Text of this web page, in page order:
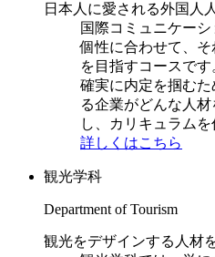
日本人に愛される外国人
国際コミュニケー
個性に合わせて、
を目指すコースです
確実に内定を掴む
る企業がどんな人
し、カリキュラムを
詳しくはこちら
観光学科
Department of Tourism
観光をデザインする人材